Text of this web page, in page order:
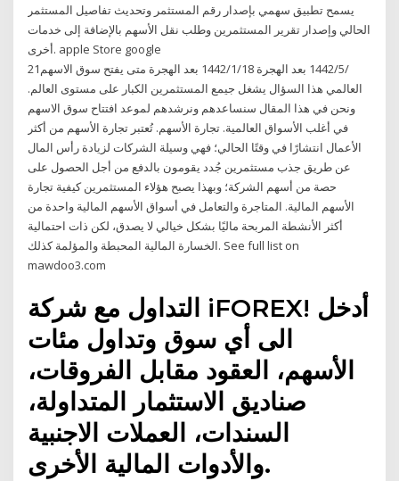
يسمح تطبيق سهمي بإصدار رقم المستثمر وتحديث تفاصيل المستثمر
الحالي وإصدار تقرير المستثمرين وطلب نقل الأسهم بالإضافة إلى خدمات
أخرى. apple Store google
21‏‏/5‏‏/1442 بعد الهجرة 18‏‏/1‏‏/1442 بعد الهجرة متى يفتح سوق الاسهم
العالمي هذا السؤال يشغل جيمع المستثمرين الكبار على مستوى العالم.
ونحن في هذا المقال سنساعدهم ونرشدهم لموعد افتتاح سوق الاسهم
في أغلب الأسواق العالمية. تجارة الأسهم. تُعتبر تجارة الأسهم من أكثر
الأعمال انتشارًا في وقتًا الحالي؛ فهي وسيلة الشركات لزيادة رأس المال
عن طريق جذب مستثمرين جُدد يقومون بالدفع من أجل الحصول على
حصة من أسهم الشركة؛ وبهذا يصبح هؤلاء المستثمرين كيفية تجارة
الأسهم المالية. المتاجرة والتعامل في أسواق الأسهم المالية واحدة من
أكثر الأنشطة المربحة ماليًا بشكل خيالي لا يصدق، لكن ذات احتمالية
الخسارة المالية المحبطة والمؤلمة كذلك. See full list on
mawdoo3.com
التداول مع شركة iFOREX! أدخل
الى أي سوق وتداول مئات
الأسهم، العقود مقابل الفروقات،
صناديق الاستثمار المتداولة،
السندات، العملات الاجنبية
والأدوات المالية الأخرى.